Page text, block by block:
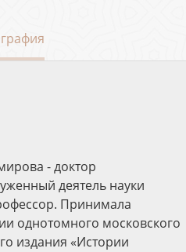
- доктор
деятель науки
Принимала
однотомного московского
издания «Истории